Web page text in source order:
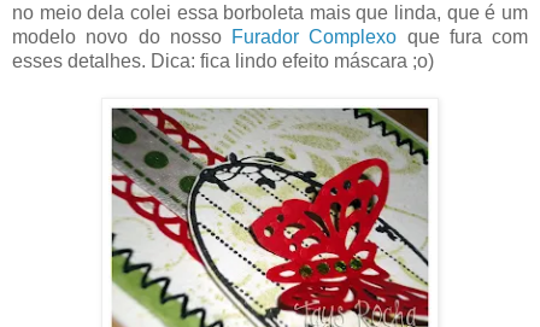
no meio dela colei essa borboleta mais que linda, que é um
modelo novo do nosso Furador Complexo que fura com
esses detalhes. Dica: fica lindo efeito máscara ;o)